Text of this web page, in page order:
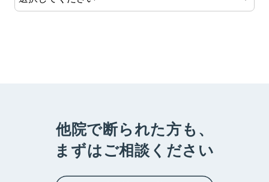
他院で断られた方も、
まずはご相談ください